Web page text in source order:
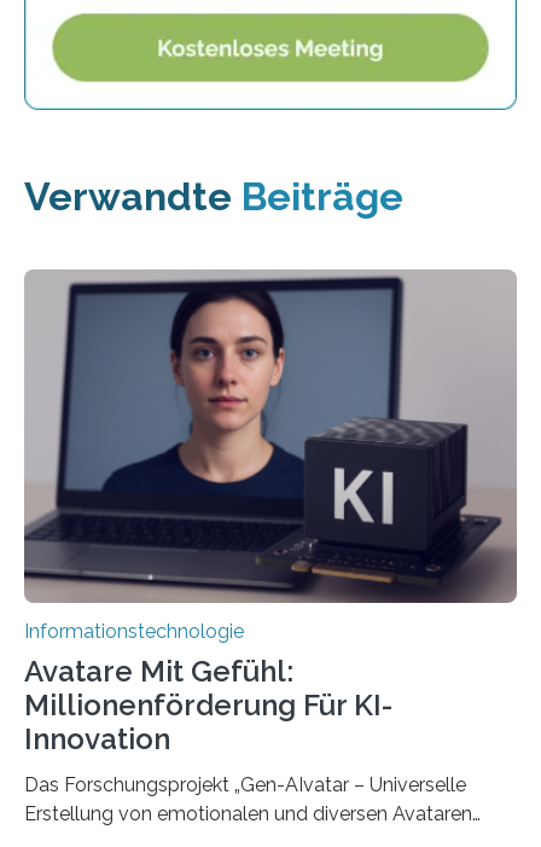
Verwandte Beiträge
Informationstechnologie
Avatare Mit Gefühl:
Millionenförderung Für KI-
Innovation
Das Forschungsprojekt „Gen-AIvatar – Universelle
Erstellung von emotionalen und diversen Avataren